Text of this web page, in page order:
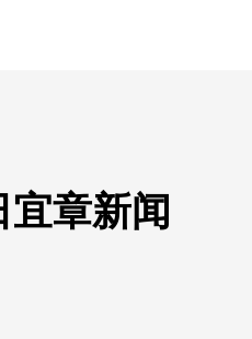
宜章新闻